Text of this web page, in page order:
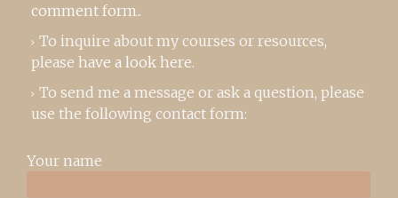
comment form..
To inquire about my courses or resources,
please have a look here.
To send me a message or ask a question, please
use the following contact form:
Your name